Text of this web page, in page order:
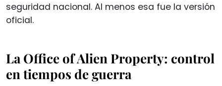
seguridad nacional. Al menos esa fue la versión
oficial.
La Office of Alien Property: control
en tiempos de guerra